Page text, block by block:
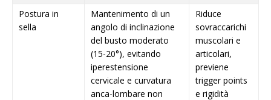
Postura in
sella
Mantenimento di un
angolo di inclinazione
del busto moderato
(15-20°), evitando
iperestensione
cervicale e curvatura
anca-lombare non
Riduce
sovraccarichi
muscolari e
articolari,
previene
trigger points
e rigidità